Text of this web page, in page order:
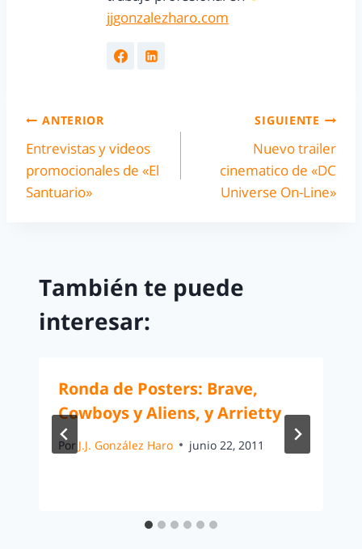
jjgonzalezharo.com
ANTERIOR
Entrevistas y videos
promocionales de «El
Santuario»
SIGUIENTE
Nuevo trailer
cinematico de «DC
Universe On-Line»
También te puede
interesar:
Ronda de Posters: Brave,
Cowboys y Aliens, y Arrietty
Por J.J. González Haro junio 22, 2011